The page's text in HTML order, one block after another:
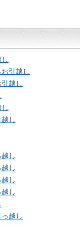
引越し
越し
し
し
し
し
し
越し